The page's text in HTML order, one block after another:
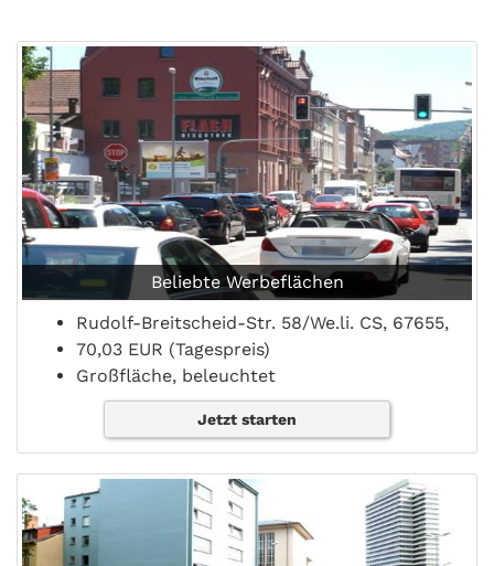
Beliebte Werbeflächen
Rudolf-Breitscheid-Str. 58/We.li. CS, 67655,
70,03 EUR (Tagespreis)
Großfläche, beleuchtet
Jetzt starten